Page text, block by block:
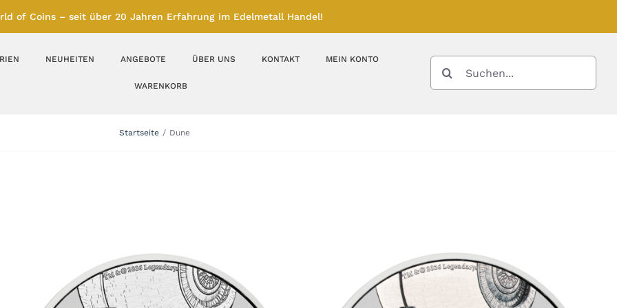
of Coins – seit über 20 Jahren Erfahrung im Edelmetall Handel!
Feinunze – Größen
Platin Andere Metalle
NEUHEITEN ANGEBOTE ÜBER UNS KONTAKT MEIN KONTO
WARENKORB
SUCHE
NACH:
Startseite Dune